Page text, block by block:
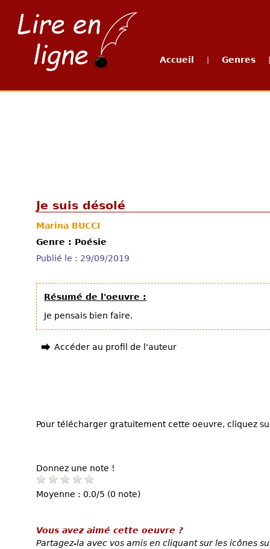
Accueil Genres
Je suis désolé
Marina BUCCI
Genre : Poésie
Publié le : 29/09/2019
Résumé de l'oeuvre :
Je pensais bien faire.
Accéder au profil de l'auteur
Pour télécharger gratuitement cette oeuvre, cliquez
Donnez une note !
Moyenne : 0.0/5 (0 note)
Vous avez aimé cette oeuvre ?
Partagez-la avec vos amis en cliquant sur les icônes